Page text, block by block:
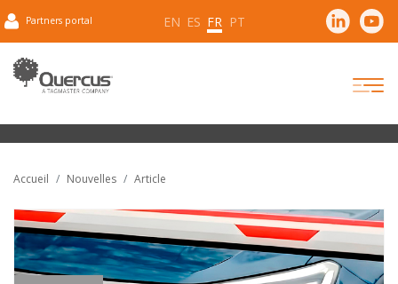
Partners portal EN ES FR PT
Accueil Nouvelles Article